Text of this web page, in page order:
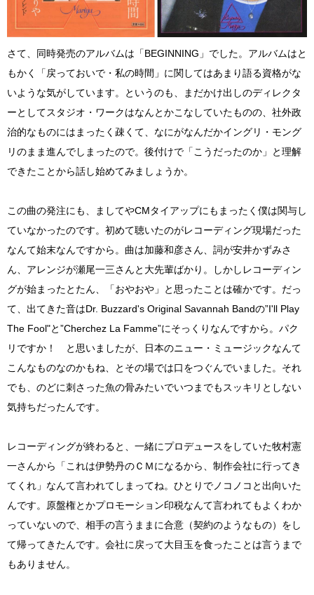
さて、同時発売のアルバムは「BEGINNING」でした。アルバムはと
もかく「戻っておいで・私の時間」に関してはあまり語る資格がな
いような気がしています。というのも、まだかけ出しのディレクタ
ーとしてスタジオ・ワークはなんとかこなしていたものの、社外政
治的なものにはまったく疎くて、なにがなんだかイングリ・モング
リのまま進んでしまったので。後付けで「こうだったのか」と理解
できたことから話し始めてみましょうか。
この曲の発注にも、ましてやCMタイアップにもまったく僕は関与し
ていなかったのです。初めて聴いたのがレコーディング現場だった
なんて始末なんですから。曲は加藤和彦さん、詞が安井かずみさ
ん、アレンジが瀬尾一三さんと大先輩ばかり。しかしレコーディン
グが始まったとたん、「おやおや」と思ったことは確かです。だっ
て、出てきた音はDr. Buzzard's Original Savannah Bandの”I'll Play
The Fool"と”Cherchez La Famme”にそっくりなんですから。パク
リですか！ と思いましたが、日本のニュー・ミュージックなんて
こんなものなのかもね、とその場では口をつぐんでいました。それ
でも、のどに刺さった魚の骨みたいでいつまでもスッキリとしない
気持ちだったんです。
レコーディングが終わると、一緒にプロデュースをしていた牧村憲
一さんから「これは伊勢丹のＣＭになるから、制作会社に行ってき
てくれ」なんて言われてしまってね。ひとりでノコノコと出向いた
んです。原盤権とかプロモーション印税なんて言われてもよくわか
っていないので、相手の言うままに合意（契約のようなもの）をし
て帰ってきたんです。会社に戻って大目玉を食ったことは言うまで
もありません。